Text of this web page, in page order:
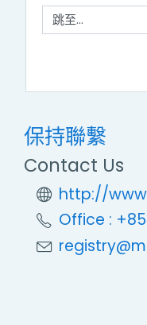
跳至...
保持聯繫
Contact Us
http://
Office :